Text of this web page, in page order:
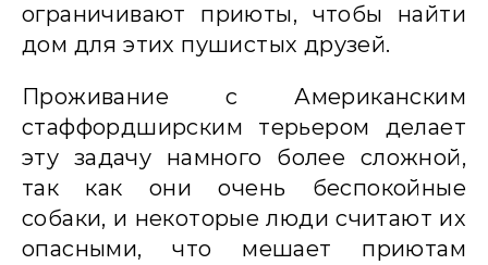
ограничивают приюты, чтобы найти
дом для этих пушистых друзей.
Проживание с Американским
стаффордширским терьером делает
эту задачу намного более сложной,
так как они очень беспокойные
собаки, и некоторые люди считают их
опасными, что мешает приютам